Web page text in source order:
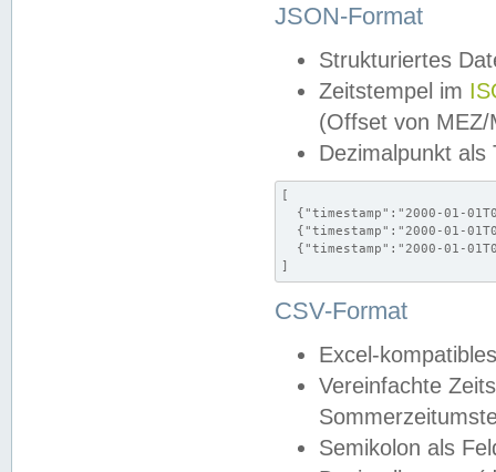
JSON-Format
Strukturiertes
Zeitstempel im
(Offset von MEZ/
Dezimalpunkt als
[
{"timestamp":"2000-01-
{"timestamp":"2000-01-
{"timestamp":"2000-01-
]
CSV-Format
Excel-
Vereinfachte
Semikolon als